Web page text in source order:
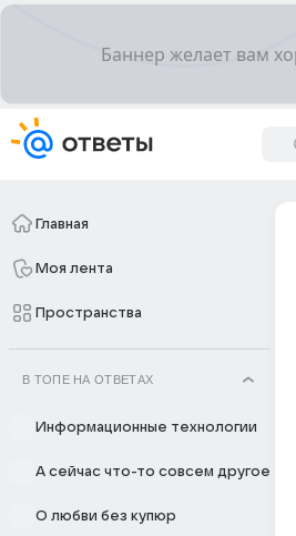
Главная
Моя лента
Пространства
В ТОПЕ НА ОТВЕТАХ
Информационные технологии
А сейчас что-то совсем другое
О любви без купюр